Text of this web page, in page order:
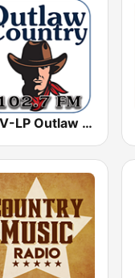
KIEV-LP Outlaw Country Radio